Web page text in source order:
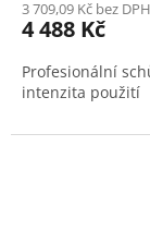
3 709,09 Kč bez DPH
4 488 Kč
Profesionální
intenzita použití